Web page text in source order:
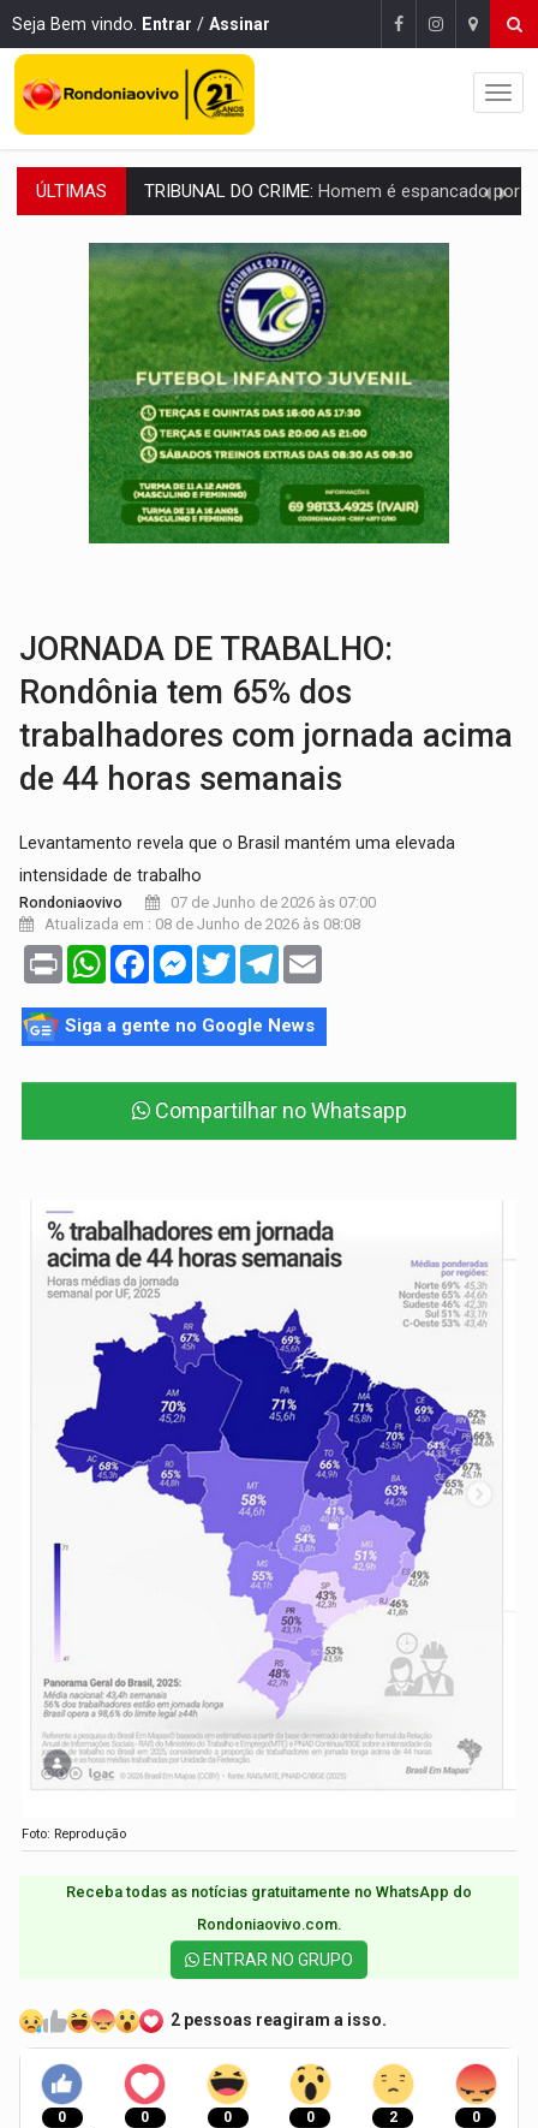
Seja Bem vindo. Entrar / Assinar
ÚLTIMAS VÍDEO:Perseguição é registrada no shopping após colombiana furtar
LUDOPATIA:Apostas online começam a afetar produtividade e rotina
REFLORESTAMENTO:Plantar árvores não será mais suficiente para
OVNIS NA LUA:Cientistas alertam para possível base secreta no satélite
ACABOU COM PEUGEOT:Incêndio destrói carro que era rebocado para oficina
VÍDEO:Ladrão é filmado furtando moto na frente do bar
BOLSAS DE PESQUISA:Iniciativa Amazônia+10 lança chamada para fortalecer
MATERIAL:Brasil tem grandes reservas de urânio, mas produz pouco e
JORNADA DE TRABALHO:
Rondônia tem 65% dos
trabalhadores com jornada acima
de 44 horas semanais
Levantamento revela que o Brasil mantém uma elevada
intensidade de trabalho
Rondoniaovivo
07 de Junho de 2026 às 07:00
Atualizada em : 08 de Junho de 2026 às 08:08
Print WhatsAppFacebookMessenger
TwitterTelegram
Siga a gente no Google News
Compartilhar no Whatsapp
Foto: Reprodução
Receba todas as notícias gratuitamente no WhatsApp do
Rondoniaovivo.com.​
ENTRAR NO GRUPO
2 pessoas reagiram a isso.
0 0 0 0 2 0